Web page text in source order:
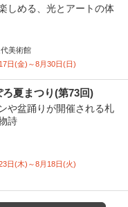
しめる、光とアートの体
美術館
日(金)～8月30日(日)
ろ夏まつり(第73回)
や盆踊りが開催される札
詩
日(木)～8月18日(火)